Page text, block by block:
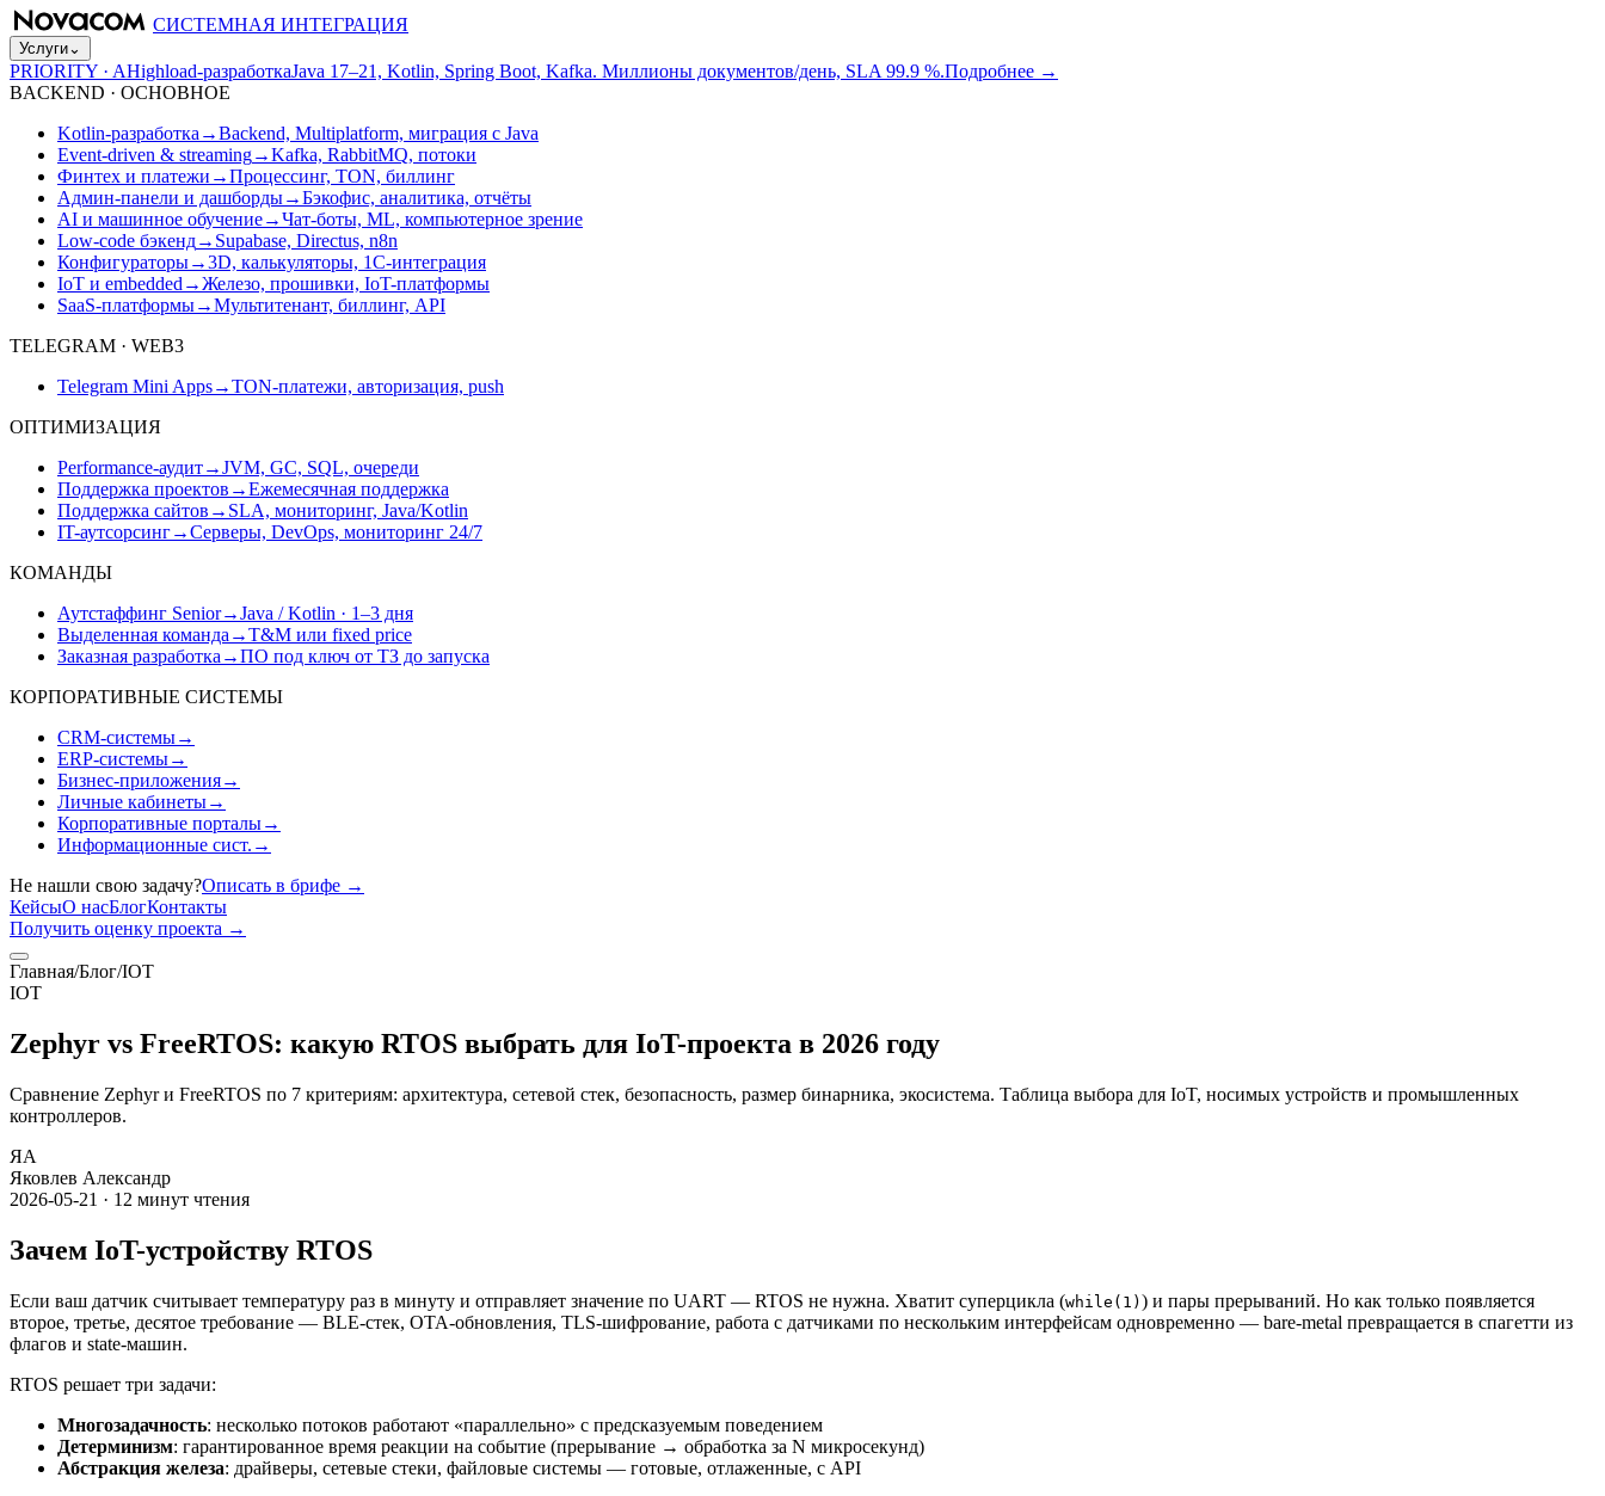
СИСТЕМНАЯ ИНТЕГРАЦИЯ
Услуги⌄
PRIORITY · AHighload-разработкаJava 17–21, Kotlin, Spring Boot, Kafka. Миллионы документов/день, SLA 99.9 %.Подробнее →
BACKEND · ОСНОВНОЕ
Kotlin-разработка →Backend, Multiplatform, миграция с Java
Event-driven & streaming→Kafka, RabbitMQ, потоки
Финтех и платежи →Процессинг, TON, биллинг
Админ-панели и дашборды→Бэкофис, аналитика, отчёты
AI и машинное обучение→Чат-боты, ML, компьютерное зрение
Low-code бэкенд→ Supabase, Directus, n8n
Конфигураторы→3D, калькуляторы, 1С-интеграция
IoT и embedded →Железо, прошивки, IoT-платформы
SaaS-платформы→Мультитенант, биллинг, API
TELEGRAM · WEB3
Telegram Mini Apps→TON-платежи, авторизация, push
ОПТИМИЗАЦИЯ
Performance-аудит→JVM, GC, SQL, очереди
Поддержка проектов →Ежемесячная поддержка
Поддержка сайтов → SLA, мониторинг, Java/Kotlin
IT-аутсорсинг→Серверы, DevOps, мониторинг 24/7
КОМАНДЫ
Аутстаффинг Senior→Java / Kotlin · 1–3 дня
Выделенная команда →T&M или fixed price
Заказная разработка →ПО под ключ от ТЗ до запуска
КОРПОРАТИВНЫЕ СИСТЕМЫ
CRM-системы→
ERP-системы→
Бизнес-приложения→
Личные кабинеты→
Корпоративные порталы→
Информационные сист. →
Не нашли свою задачу?Описать в брифе →
КейсыО насБлогКонтакты
Получить оценку проекта →
Главная/Блог/IOT
IOT
Zephyr vs FreeRTOS: какую RTOS выбрать для IoT-проекта в 2026 году
Сравнение Zephyr и FreeRTOS по 7 критериям: архитектура, сетевой стек, безопасность, размер бинарника, экосистема. Таблица выбора для IoT, носимых устройств и промышленных
контроллеров.
ЯА
Яковлев Александр
2026-05-21 · 12 минут чтения
Зачем IoT-устройству RTOS
Если ваш датчик считывает температуру раз в минуту и отправляет значение по UART — RTOS не нужна. Хватит суперцикла (while(1) ) и пары прерываний. Но как только появляется
второе, третье, десятое требование — BLE-стек, OTA-обновления, TLS-шифрование, работа с датчиками по нескольким интерфейсам одновременно — bare-metal превращается в спагетти из
флагов и state-машин.
RTOS решает три задачи:
Многозадачность: несколько потоков работают «параллельно» с предсказуемым поведением
Детерминизм: гарантированное время реакции на событие (прерывание → обработка за N микросекунд)
Абстракция железа: драйверы, сетевые стеки, файловые системы — готовые, отлаженные, с API